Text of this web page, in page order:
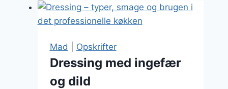
Mad Opskrifter
Dressing med ingefær
og dild